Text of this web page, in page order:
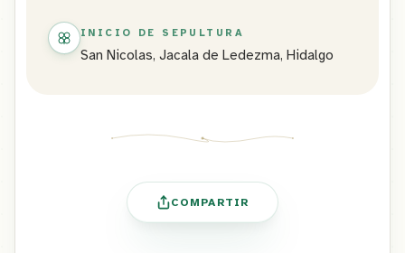
INICIO DE SEPULTURA
San Nicolas, Jacala de Ledezma, Hidalgo
COMPARTIR